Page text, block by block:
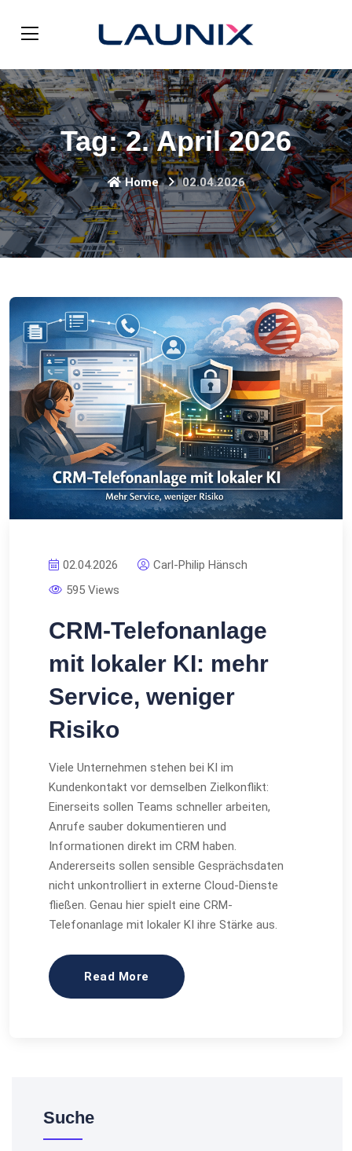
Tag:2. April 2026
Home 02.04.2026
02.04.2026
Carl-Philip Hänsch
595 Views
CRM-Telefonanlage
mit lokaler KI: mehr
Service, weniger
Risiko
Viele Unternehmen stehen bei KI im
Kundenkontakt vor demselben Zielkonflikt:
Einerseits sollen Teams schneller arbeiten,
Anrufe sauber dokumentieren und
Informationen direkt im CRM haben.
Andererseits sollen sensible Gesprächsdaten
nicht unkontrolliert in externe Cloud-Dienste
fließen. Genau hier spielt eine CRM-
Telefonanlage mit lokaler KI ihre Stärke aus.
Read More
Suche